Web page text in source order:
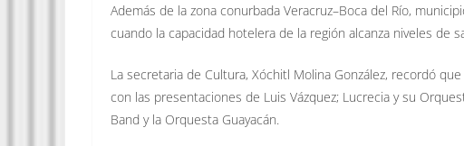
Además de la zona conurbada Veracruz–Boca del Río,
cuando la capacidad hotelera de la región alcanza niveles de
La secretaria de Cultura, Xóchitl Molina González, recordó
con las presentaciones de Luis Vázquez; Lucrecia y su
Band y la Orquesta Guayacán.